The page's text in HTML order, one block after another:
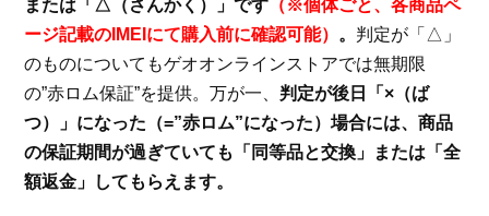
または「△（さんかく）」です （※個体ごと、各商品ペ
ージ記載のIMEIにて購入前に確認可能） 。 判定が「△」
のものについてもゲオオンラインストアでは無期限
の”赤ロム保証”を提供。万が一、 判定が後日「×（ば
つ）」になった（=”赤ロム”になった）場合には、商品
の保証期間が過ぎていても「同等品と交換」または「全
額返金」してもらえます。